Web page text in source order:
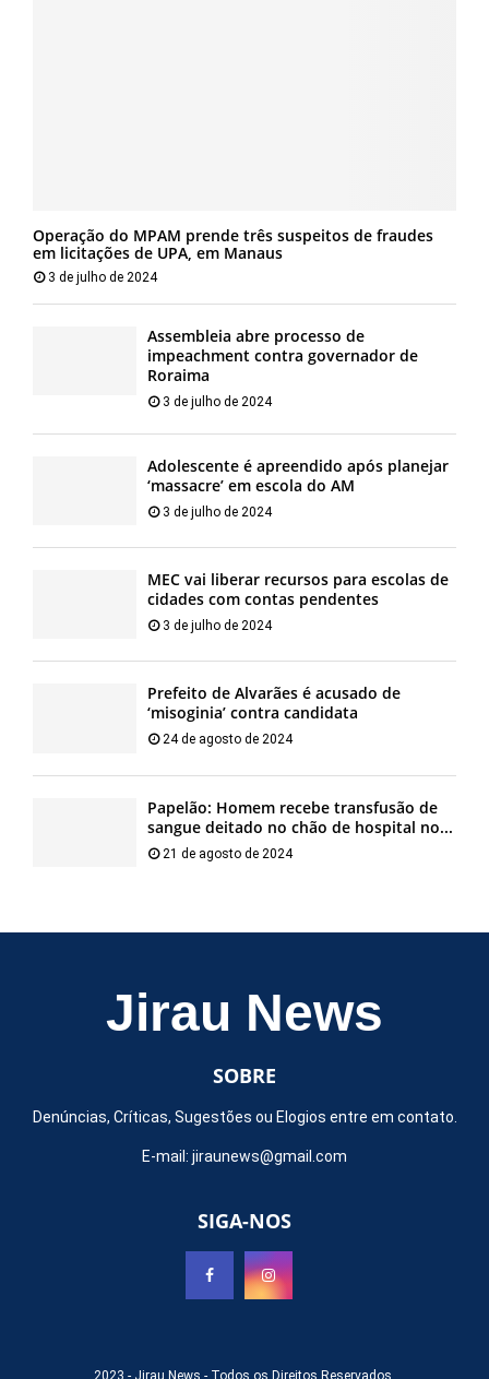
Operação do MPAM prende três suspeitos de fraudes
em licitações de UPA, em Manaus
3 de julho de 2024
Assembleia abre processo de
impeachment contra governador de
Roraima
3 de julho de 2024
Adolescente é apreendido após planejar
‘massacre’ em escola do AM
3 de julho de 2024
MEC vai liberar recursos para escolas de
cidades com contas pendentes
3 de julho de 2024
Prefeito de Alvarães é acusado de
‘misoginia’ contra candidata
24 de agosto de 2024
Papelão: Homem recebe transfusão de
sangue deitado no chão de hospital no...
21 de agosto de 2024
Jirau News
SOBRE
Denúncias, Críticas, Sugestões ou Elogios entre em contato.
E-mail: jiraunews@gmail.com
SIGA-NOS
2023 - Jirau News - Todos os Direitos Reservados.